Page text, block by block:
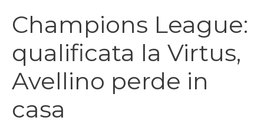
Champions League:
qualificata la Virtus,
Avellino perde in
casa